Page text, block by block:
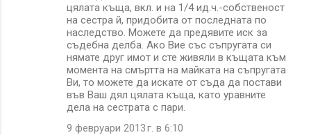
цялата къща, вкл. и на 1/4 ид.ч.-собственост
на сестра й, придобита от последната по
наследство. Можете да предявите иск за
съдебна делба. Ако Вие със съпругата си
нямате друг имот и сте живяли в къщата към
момента на смъртта на майката на съпругата
Ви, то можете да искате от съда да постави
във Ваш дял цялата къща, като уравните
дела на сестрата с пари.
9 февруари 2013 г. в 6:10